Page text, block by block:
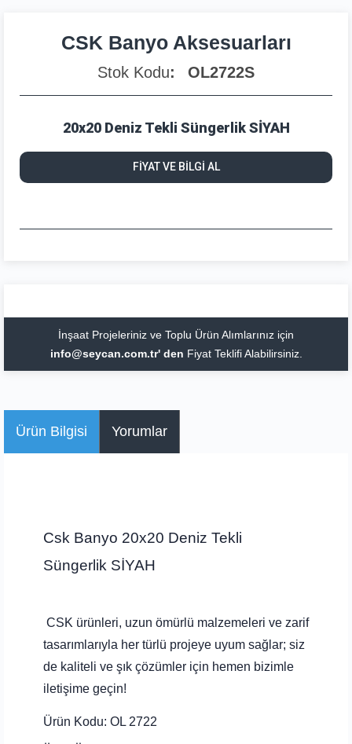
CSK Banyo Aksesuarları
Stok Kodu OL2722S
20x20 Deniz Tekli Süngerlik SİYAH
FİYAT VE BİLGİ AL
İnşaat Projeleriniz ve Toplu Ürün Alımlarınız için
info@seycan.com.tr' den Fiyat Teklifi Alabilirsiniz.
Ürün Bilgisi Yorumlar
Csk Banyo 20x20 Deniz Tekli
Süngerlik SİYAH
CSK ürünleri, uzun ömürlü malzemeleri ve zarif
tasarımlarıyla her türlü projeye uyum sağlar; siz
de kaliteli ve şık çözümler için hemen bizimle
iletişime geçin!
Ürün Kodu: OL 2722